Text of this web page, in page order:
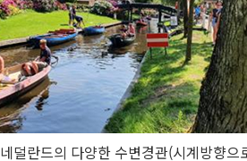
네덜란드의 다양한 수변경관(시계방향